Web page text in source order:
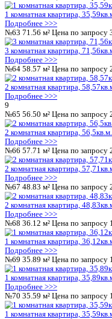
2 комнатная квартира,
Подробнее >>>
№27 48.83 м² Цена по
2 комнатная квартира,
Подробнее >>>
№28 36.12 м² Цена по
1 комнатная квартира,
Подробнее >>>
№29 35.89 м² Цена по
1 комнатная квартира,
Подробнее >>>
№30 35.59 м² Цена по
1 комнатная квартира,
Подробнее >>>
№31 71.56 м² Цена по
3 комнатная квартира,
Подробнее >>>
№32 58.57 м² Цена по
2 комнатная квартира,
Подробнее >>>
5
№33 56.50 м² Цена по